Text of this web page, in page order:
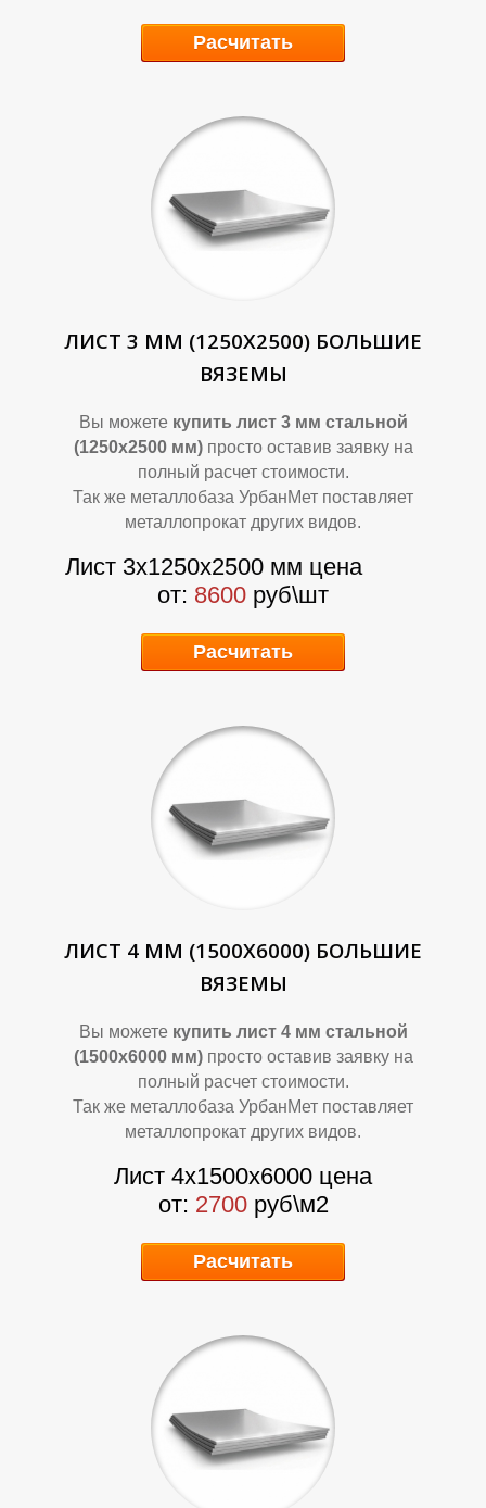
П
Р
О
Расчитать
ЛИСТ 3 ММ (1250Х2500) БОЛЬШИЕ
ВЯЗЕМЫ
Вы можете купить лист 3 мм стальной
(1250х2500 мм) просто оставив заявку на
полный расчет стоимости.
Так же металлобаза УрбанМет поставляет
металлопрокат других видов.
Лист 3х1250х2500 мм цена
от: 8600 руб\шт
Расчитать
ЛИСТ 4 ММ (1500Х6000) БОЛЬШИЕ
ВЯЗЕМЫ
Вы можете купить лист 4 мм стальной
(1500х6000 мм) просто оставив заявку на
полный расчет стоимости.
Так же металлобаза УрбанМет поставляет
металлопрокат других видов.
Лист 4х1500х6000 цена
от: 2700 руб\м2
Расчитать
П
Р
О